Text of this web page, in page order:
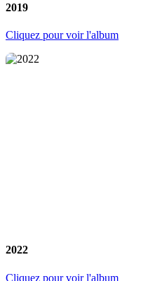
2019
Cliquez pour voir l'album
2022
Cliquez pour voir l'album